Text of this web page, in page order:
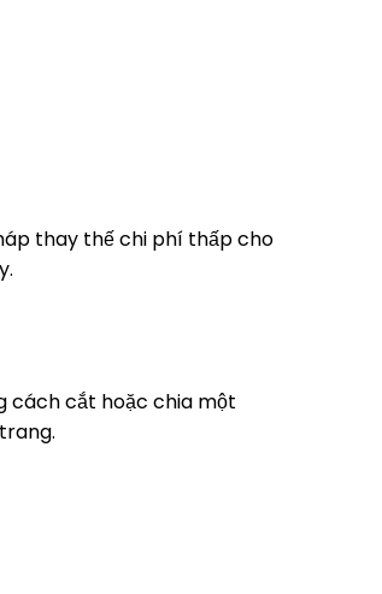
thay thế chi phí thấp cho
cách cắt hoặc chia một